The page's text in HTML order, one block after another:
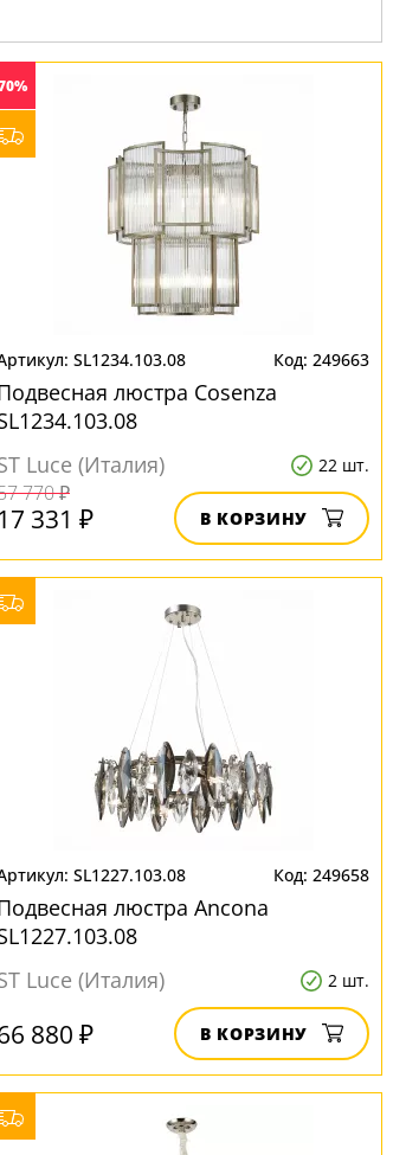
SL1234.103.08 249663
люстра Cosenza
Luce (Италия)
22 шт.
770 ₽
17 331 ₽ В КОРЗИНУ
SL1227.103.08 249658
люстра Ancona
Luce (Италия)
2 шт.
880 ₽ В КОРЗИНУ